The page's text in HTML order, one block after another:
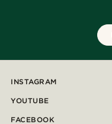
INSTAGRAM
YOUTUBE
FACEBOOK